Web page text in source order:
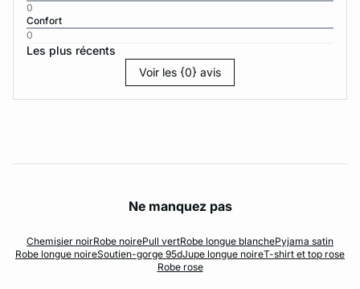
0
Confort
0
Les plus récents
Voir les {0} avis
Ne manquez pas
Chemisier noirRobe noirePull vertRobe longue blanchePyjama satin
Robe longue noireSoutien-gorge 95dJupe longue noireT-shirt et top rose
Robe rose